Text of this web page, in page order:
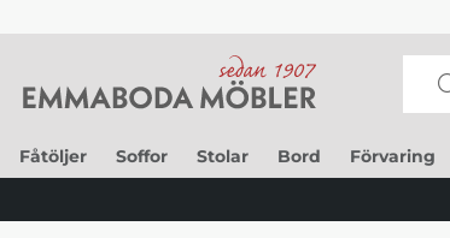
Fåtöljer Soffor Stolar Bord Förvaring